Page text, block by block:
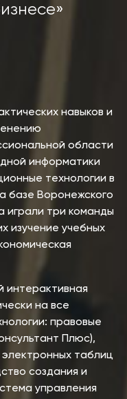
навыков и
области
информатики
технологии в
базе Воронежского
играли три команды
изучение учебных
интерактивная
на все
правовые
Плюс),
таблиц
создания и
управления